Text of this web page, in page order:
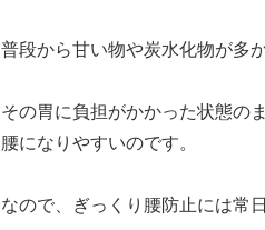
普段から甘い物や炭水化物が多
その胃に負担がかかった状態の
腰になりやすいのです。
なので、ぎっくり腰防止には常